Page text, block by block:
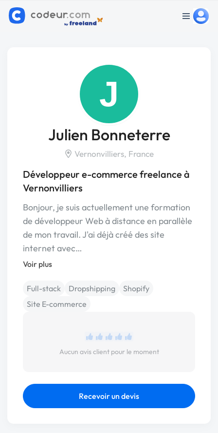
J
Julien Bonneterre
Vernonvilliers, France
Développeur e-commerce freelance à
Vernonvilliers
Bonjour, je suis actuellement une formation
de développeur Web à distance en parallèle
de mon travail. J'ai déjà créé des site
internet avec…
Voir plus
Full-stack Dropshipping
Shopify
Site E-commerce
Aucun avis client pour le moment
Recevoir un devis